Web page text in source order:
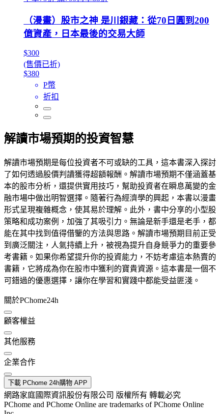
（漫畫）股市之神 是川銀藏：從70日圓到200
億資產，日本最後的交易大師
$300
(售價已折)
$380
P幣
折扣
解讀市場預期的投資智慧
解讀市場預期是每位投資者不可或缺的工具，這本書深入探討
了如何透過股價判讀獲得超額報酬。解讀市場預期不僅涵蓋基
本的股市分析，還提供實用技巧，幫助投資者在瞬息萬變的金
融市場中做出明智選擇。隨著行為經濟學的興起，本書以漫畫
形式呈現複雜概念，使其易於理解。此外，書中分享的小型股
策略和成功案例，加強了其吸引力。無論是新手還是老手，都
能在其中找到值得借鑒的方法與思路。解讀市場預期目前正受
到廣泛關注，人氣持續上升，被視為提升自身競爭力的重要參
考書籍。如果你希望提升你的投資能力，不妨考慮這本熱賣的
書籍，它將成為你在股市中獲利的寶貴資源。這本書是一個不
可錯過的優惠選擇，讓你在學習和實踐中都能受益匪淺。
關於PChome24h
顧客權益
其他服務
企業合作
下載 PChome 24h購物 APP
網路家庭國際資訊股份有限公司 版權所有 轉載必究
PChome and PChome Online are trademarks of PChome Online